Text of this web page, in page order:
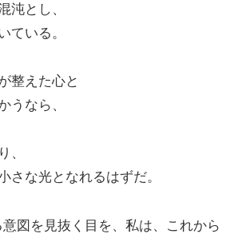
沌とし、
ている。
整えた心と
うなら、
、
さな光となれるはずだ。
図を見抜く目を、私は、これから